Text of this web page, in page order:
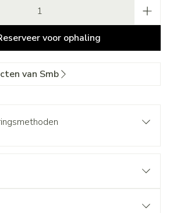
voor ophaling
van Smb